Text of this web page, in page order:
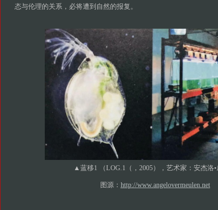
态与伦理的关系，必将遭到自然的报复。
▲蓝移1 （LOG.1（，2005），艺术家：安杰洛
图源： http://www.angelovermeulen.net